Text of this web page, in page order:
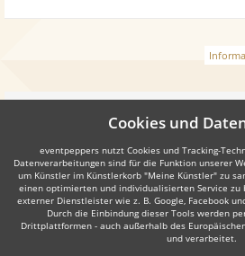
Weiter
Auch interessant:
Cookies und
eventpeppers nutzt Cookies und Tracking-
Datenverarbeitungen sind für die Funktion unserer
um Künstler im Künstlerkorb "Meine Künstler" zu
einen optimierten und individualisierten Service zu
externer Dienstleister wie z. B. Google, Facebook
Durch die Einbindung dieser Tools werden
Drittplattformen - auch außerhalb des
und verarbeitet.